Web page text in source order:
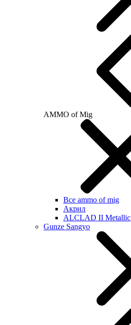
AMMO of Mig
Все ammo of mig
Акрил
ALCLAD II Metallic
Gunze Sangyo